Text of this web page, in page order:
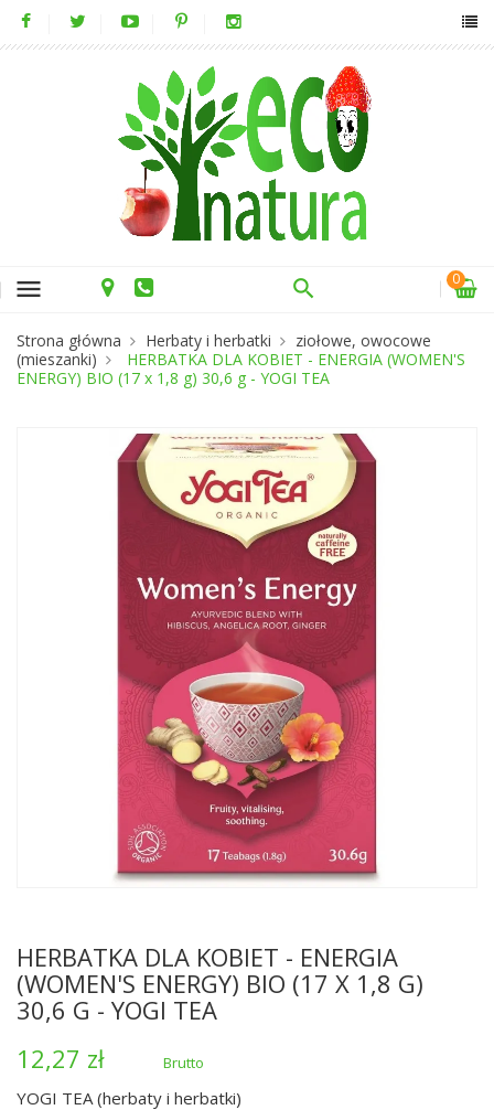
menu 0
Strona główna Herbaty i herbatki
ziołowe, owocowe
(mieszanki)
HERBATKA DLA KOBIET - ENERGIA (WOMEN'S
ENERGY) BIO (17 x 1,8 g) 30,6 g - YOGI TEA
HERBATKA DLA KOBIET - ENERGIA
(WOMEN'S ENERGY) BIO (17 X 1,8 G)
30,6 G - YOGI TEA
12,27 zł
Brutto
YOGI TEA (herbaty i herbatki)